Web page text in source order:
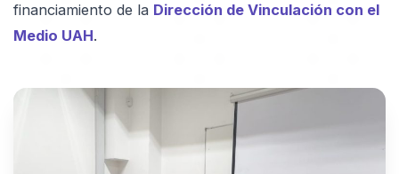
financiamiento de la Dirección de Vinculación con el
Medio UAH.